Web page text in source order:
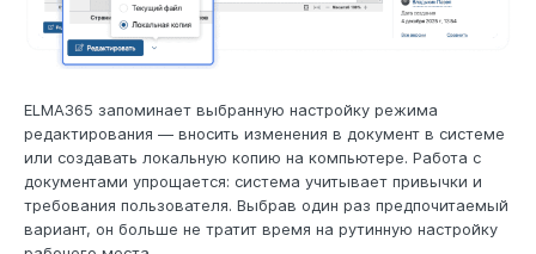
ELMA365 запоминает выбранную настройку режима
редактирования — вносить изменения в документ в системе
или создавать локальную копию на компьютере. Работа с
документами упрощается: система учитывает привычки и
требования пользователя. Выбрав один раз предпочитаемый
вариант, он больше не тратит время на рутинную настройку